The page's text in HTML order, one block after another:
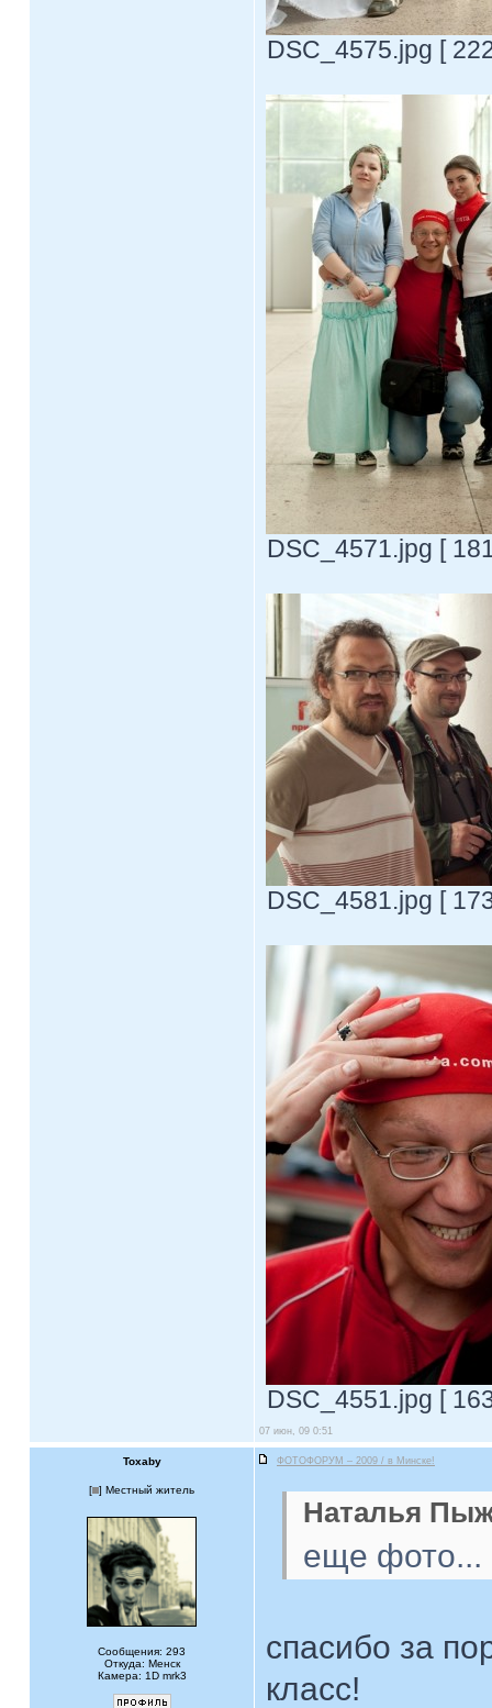
DSC_4575.jpg [
DSC_4571.jpg [
DSC_4581.jpg [
DSC_4551.jpg [
07 июн, 09 0:51
Toxaby ФОТОФОРУМ – 2009 / в Минске!
[ ] Местный житель
Сообщения: 293
Откуда: Менск
Камера: 1D mrk3
Наталья
еще фото...
спасибо за
класс!